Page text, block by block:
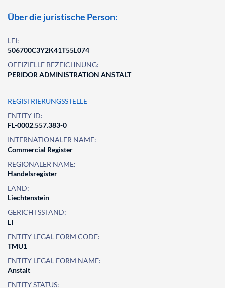
Über die juristische Person:
LEI:
506700C3Y2K41T55L074
OFFIZIELLE BEZEICHNUNG:
PERIDOR ADMINISTRATION ANSTALT
REGISTRIERUNGSSTELLE
ENTITY ID:
FL-0002.557.383-0
INTERNATIONALER NAME:
Commercial Register
REGIONALER NAME:
Handelsregister
LAND:
Liechtenstein
GERICHTSSTAND:
LI
ENTITY LEGAL FORM CODE:
TMU1
ENTITY LEGAL FORM NAME:
Anstalt
ENTITY STATUS: